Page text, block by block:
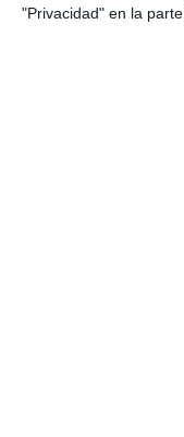
"Privacidad" en la